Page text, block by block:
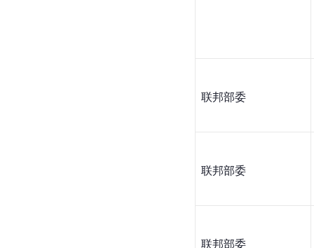
联邦部委
联邦部委
联邦部委